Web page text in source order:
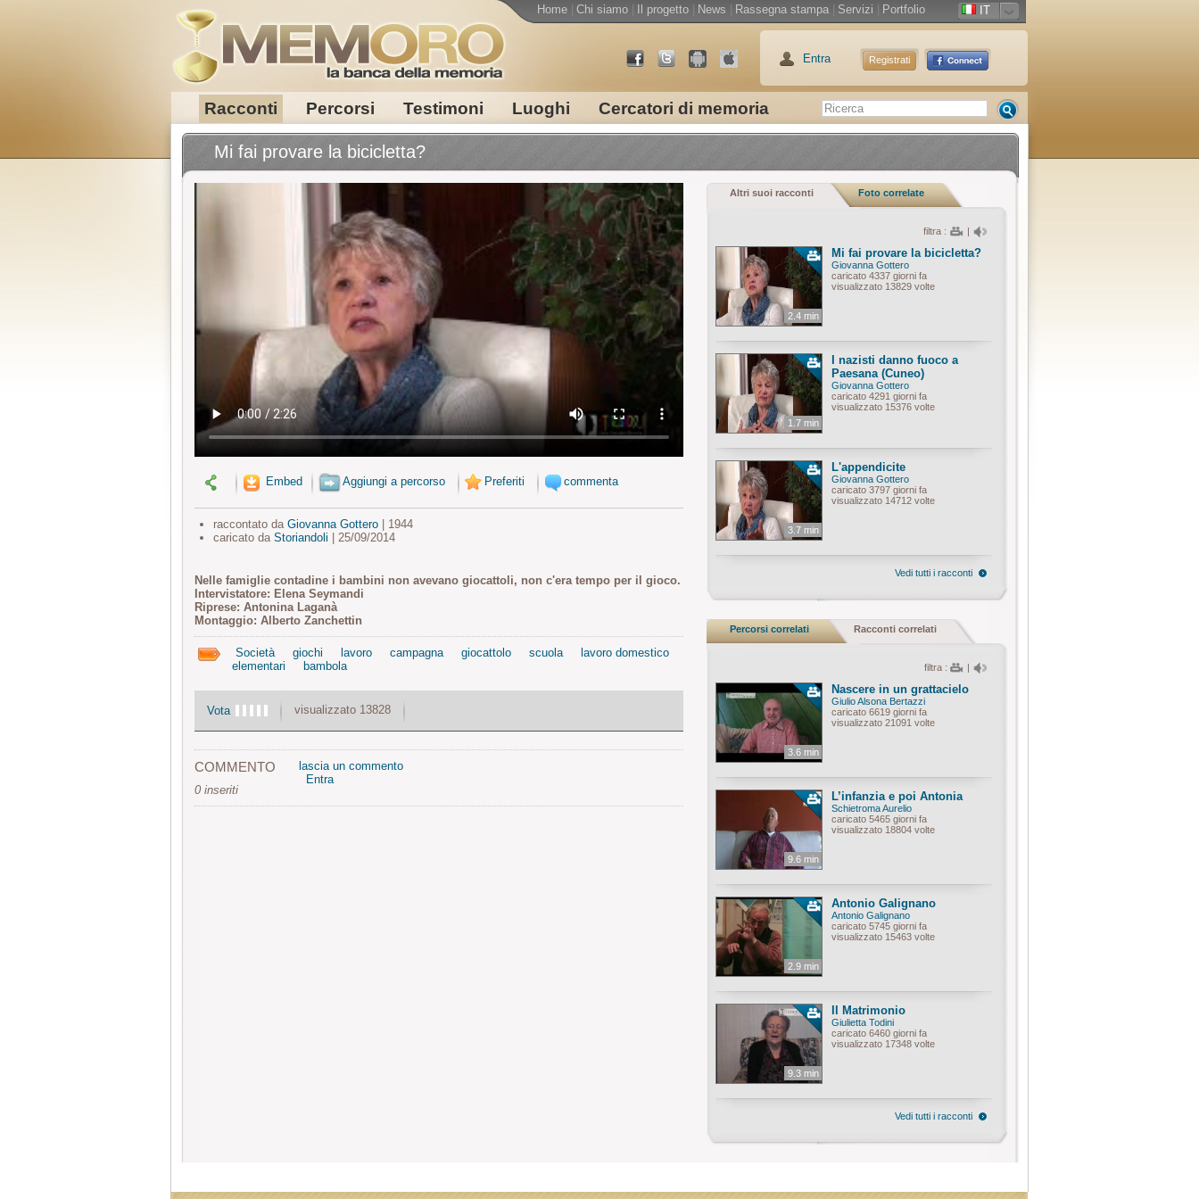
Racconti Percorsi Testimoni Luoghi Cercatori di memoria
Home Chi siamo Il progetto News Rassegna stampa Servizi Portfolio IT
Entra Registrati
Mi fai provare la bicicletta?
Embed Aggiungi a percorso Preferiti commenta
raccontato da Giovanna Gottero| 1944
caricato da Storiandoli | 25/09/2014
Nelle famiglie contadine i bambini non avevano giocattoli, non c'era tempo per il gioco.
Intervistatore: Elena Seymandi
Riprese: Antonina Laganà
Montaggio: Alberto Zanchettin
Società giochi lavoro campagna giocattolo scuola
lavoro domestico
elementari
bambola
Vota visualizzato 13828
COMMENTO
0 inseriti
lascia un commento
Entra
Altri suoi racconti Foto correlate
filtra : |
2.4 min
Mi fai provare la bicicletta?
Giovanna Gottero
caricato 4337 giorni fa
visualizzato 13829 volte
1.7 min
I nazisti danno fuoco a
Paesana (Cuneo)
Giovanna Gottero
caricato 4291 giorni fa
visualizzato 15376 volte
3.7 min
L'appendicite
Giovanna Gottero
caricato 3797 giorni fa
visualizzato 14712 volte
Vedi tutti i racconti
Percorsi correlati Racconti correlati
filtra : |
3.6 min
Nascere in un grattacielo
Giulio Alsona Bertazzi
caricato 6619 giorni fa
visualizzato 21091 volte
9.6 min
L’infanzia e poi Antonia
Schietroma Aurelio
caricato 5465 giorni fa
visualizzato 18804 volte
2.9 min
Antonio Galignano
Antonio Galignano
caricato 5745 giorni fa
visualizzato 15463 volte
9.3 min
Il Matrimonio
Giulietta Todini
caricato 6460 giorni fa
visualizzato 17348 volte
Vedi tutti i racconti